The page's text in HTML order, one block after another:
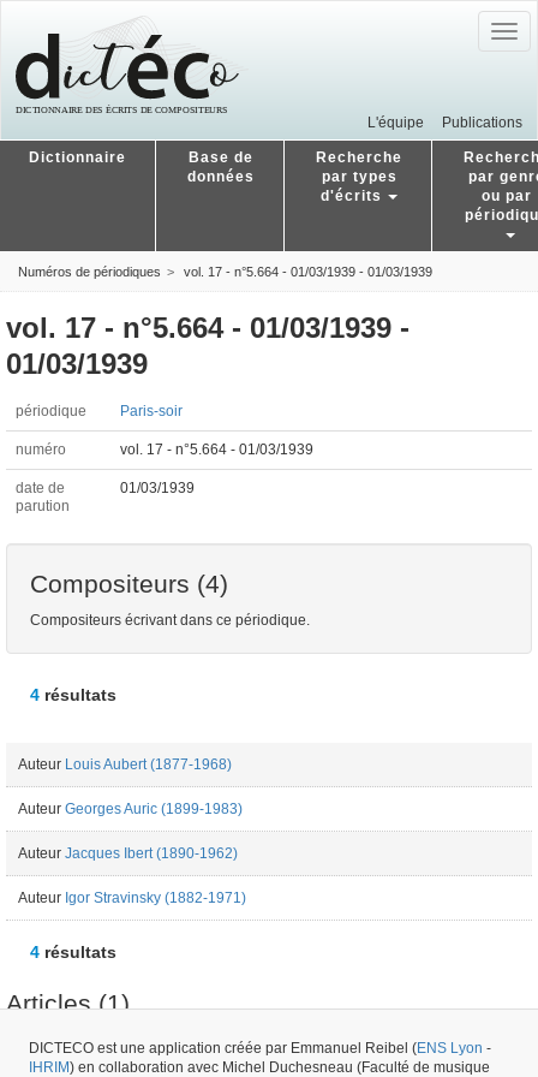
L'équipe Publications
Dictionnaire
Base de
données
Recherche
par types
d'écrits
par
ou par
Numéros de périodiques vol. 17 - n°5.664 - 01/03/1939 - 01/03/1939
vol. 17 - n°5.664 - 01/03/1939 -
01/03/1939
périodique Paris-soir
numéro vol. 17 - n°5.664 - 01/03/1939
date de
parution
01/03/1939
Compositeurs (4)
Compositeurs écrivant dans ce périodique.
4 résultats
Auteur Louis Aubert (1877-1968)
Auteur Georges Auric (1899-1983)
Auteur Jacques Ibert (1890-1962)
Auteur Igor Stravinsky (1882-1971)
4 résultats
Articles (1)
ArticleGeorges Auric (1899-1983) - "Les Grands Concerts : Deux virtuoses :
DICTECO est une application créée par Emmanuel Reibel (ENS Lyon -
IHRIM) en collaboration avec Michel Duchesneau (Faculté de musique